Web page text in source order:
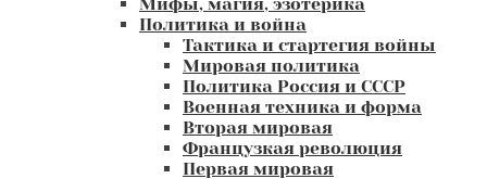
Политика и война
Тактика и стартегия войны
Мировая политика
Политика Россия и СССР
Военная техника и форма
Вторая мировая
Французкая революция
Первая мировая